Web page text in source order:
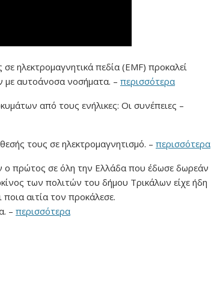
ηλεκτρομαγνητικά πεδία (EMF) προκαλεί
με αυτοάνοσα νοσήματα. – περισσότερα
από τους ενήλικες: Οι συνέπειες –
τους σε ηλεκτρομαγνητισμό. – περισσότερα
ο πρώτος σε όλη την Ελλάδα που έδωσε δωρεάν
των πολιτών του δήμου Τρικάλων είχε ήδη
αιτία τον προκάλεσε.
– περισσότερα